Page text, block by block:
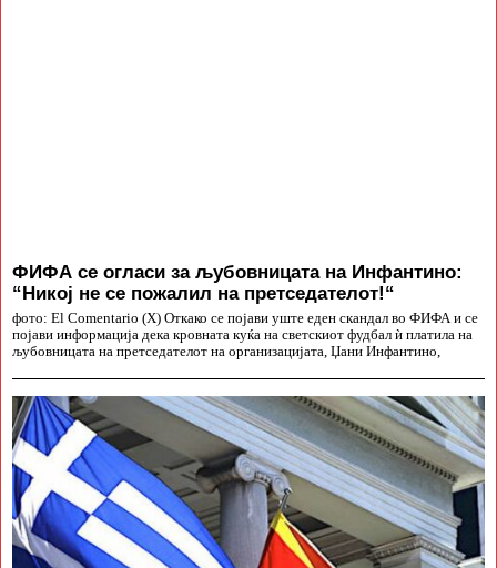
ФИФА се огласи за љубовницата на Инфантино:
“Никој не се пожалил на претседателот!“
фото: El Comentario (X) Откако се појави уште еден скандал во ФИФА и се
појави информација дека кровната куќа на светскиот фудбал ѝ платила на
љубовницата на претседателот на организацијата, Џани Инфантино,